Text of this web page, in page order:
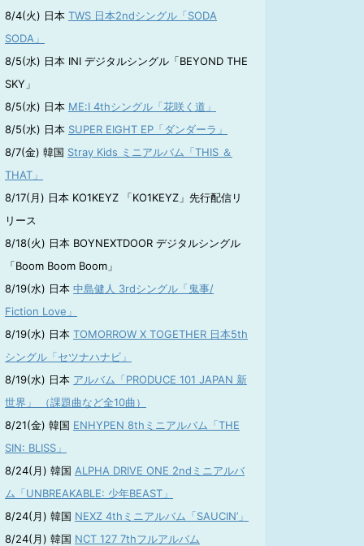
8/4(火) 日本 TWS 日本2ndシングル「SODA
SODA」
8/5(水) 日本 INI デジタルシングル「BEYOND THE
SKY」
8/5(水) 日本 ME:I 4thシングル「花咲く道」
8/5(水) 日本 SUPER EIGHT EP「ダンダーラ」
8/7(金) 韓国 Stray Kids ミニアルバム「THIS ＆
THAT」
8/17(月) 日本 KO1KEYZ 「KO1KEYZ」先行配信リ
リース
8/18(火) 日本 BOYNEXTDOOR デジタルシングル
「Boom Boom Boom」
8/19(水) 日本 中島健人 3rdシングル「鬼事/
Fiction Love」
8/19(水) 日本 TOMORROW X TOGETHER 日本5th
シングル「セツナハナビ」
8/19(水) 日本 アルバム「PRODUCE 101 JAPAN 新
世界」 （課題曲など全10曲）
8/21(金) 韓国 ENHYPEN 8thミニアルバム「THE
SIN: BLISS」
8/24(月) 韓国 ALPHA DRIVE ONE 2ndミニアルバ
ム「UNBREAKABLE: 少年BEAST」
8/24(月) 韓国 NEXZ 4thミニアルバム「SAUCIN’」
8/24(月) 韓国 NCT 127 7thフルアルバム